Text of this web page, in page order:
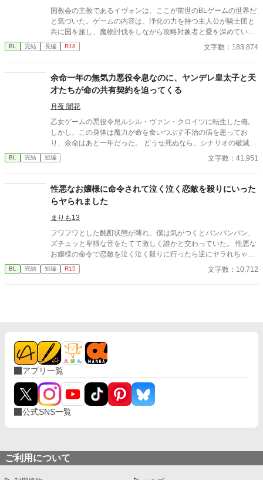
国教会の主教であるイヴォンは、ここが前世のBLゲームの世界だ
と気づいた。ゲームの内容は、浄化の力を持つ主人公が騎士団と
共に国を旅し、魔物討伐をしながら攻略対象者と愛を深めていく
というもの。自分は悪役神官であり、主人公が誰とも結ばれない
ノーマルルートを辿る場合に限り、破滅の道を逃れられる。その
以前からイヴォンを嫌っている団長も攻略対象者であり、気が進
まないものの団長とも関わっていくうちに…。
BL 完結 長編 R18 文字数：183,874
余命一年の無気力悪役令息なのに、ヤンデレ皇太子と天
才たちが命の共有契約を迫ってくる
月夜 闇花
乙女ゲームの悪役令息ルシル・ヴァン・クロイツに転生した俺。
しかし、この身体は魔力が命を食いつぶす不治の病を患ってお
り、余命はあと一年だった。 どうせ死ぬなら、シナリオの破滅フ
ラグを回避し、誰の記憶にも残らず静かに消え去りたい。 そう願
って王太子アルフレッドに婚約破棄を申し出た。 ――だが、それ
るで死人のようだ。……婚約の破棄は認めない」 何も望まず、た
だ消えようとするルシルの儚げな諦観は、逆に攻略対象たちのド
ス黒い支配欲と執着に火をつけてしまう。 ヤンデレ王太子アルフ
レッドの圧倒的な拘束。 実直な騎士ガレッドの盲目的な献身。 天
たとき、三人は神の理に逆らう禁忌の魔術を実行する。 それは、
自らの命と魔力をルシルの身体へ直接繋ぎ止める『命の共有契
約』だった――。 「君はもう、どこへも行けない。永遠に、私た
ちと共にあるんだ」 死んで逃げることすら許されない豪奢な鳥籠
BL 完結 短編 文字数：41,951
性悪なお嬢様に命令されて泣く泣く恋敵を殺りにいった
らヤられました
まりも13
フワフワとした酩酊状態が薄れ、僕は気がつくとパンパンパン、
ズチュッと卑猥な音をたてて激しく誰かと交わっていた。 性悪な
お嬢様の命令で恋敵を泣く泣く殺りに行ったら逆にヤラれちゃっ
た、ちょっとアホな子の話です。 （ムーンライトノベルにも掲載
しています）
BL 完結 短編 R15 文字数：10,712
アプリ一覧
公式SNS一覧
ご利用について